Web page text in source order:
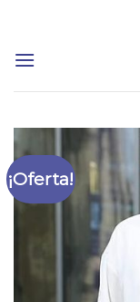
contenido
¡Oferta!